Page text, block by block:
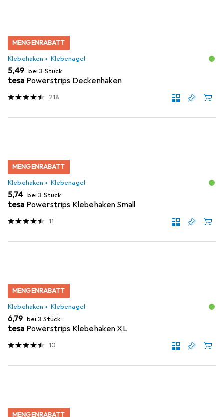
MENGENRABATT
Klebehaken + Klebenagel
EUR
5,49 bei 3 Stück
tesa Powerstrips Deckenhaken
218
MENGENRABATT
Klebehaken + Klebenagel
EUR
5,74 bei 3 Stück
tesa Powerstrips Klebehaken Small
11
MENGENRABATT
Klebehaken + Klebenagel
EUR
6,79 bei 3 Stück
tesa Powerstrips Klebehaken XL
10
MENGENRABATT